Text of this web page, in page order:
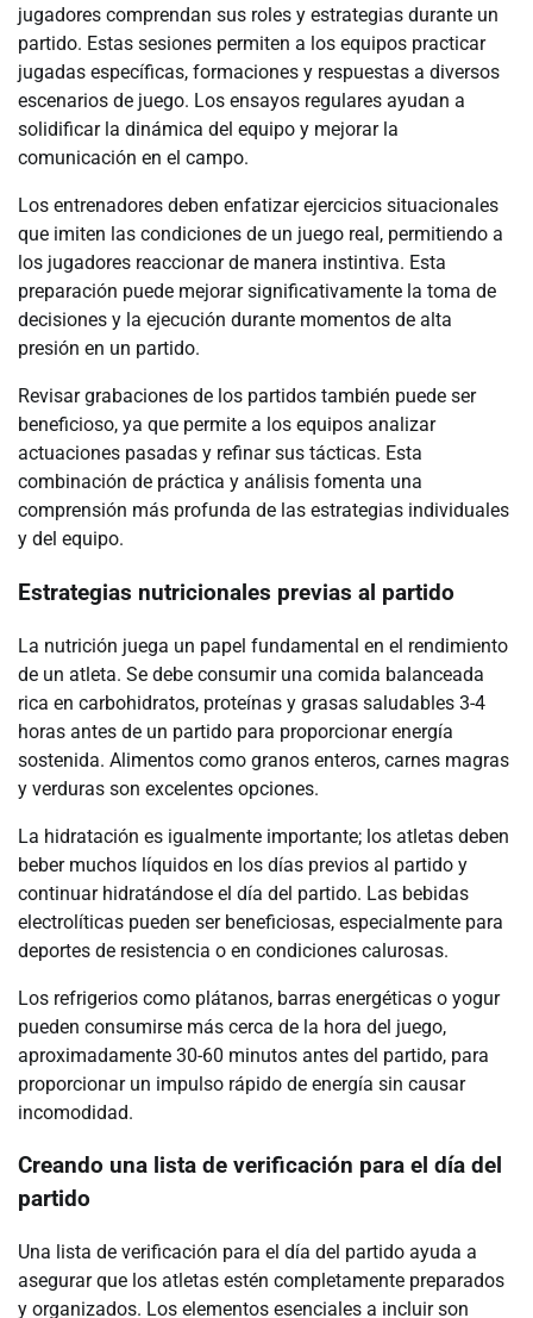
jugadores comprendan sus roles y estrategias durante un
partido. Estas sesiones permiten a los equipos practicar
jugadas específicas, formaciones y respuestas a diversos
escenarios de juego. Los ensayos regulares ayudan a
solidificar la dinámica del equipo y mejorar la
comunicación en el campo.
Los entrenadores deben enfatizar ejercicios situacionales
que imiten las condiciones de un juego real, permitiendo a
los jugadores reaccionar de manera instintiva. Esta
preparación puede mejorar significativamente la toma de
decisiones y la ejecución durante momentos de alta
presión en un partido.
Revisar grabaciones de los partidos también puede ser
beneficioso, ya que permite a los equipos analizar
actuaciones pasadas y refinar sus tácticas. Esta
combinación de práctica y análisis fomenta una
comprensión más profunda de las estrategias individuales
y del equipo.
Estrategias nutricionales previas al partido
La nutrición juega un papel fundamental en el rendimiento
de un atleta. Se debe consumir una comida balanceada
rica en carbohidratos, proteínas y grasas saludables 3-4
horas antes de un partido para proporcionar energía
sostenida. Alimentos como granos enteros, carnes magras
y verduras son excelentes opciones.
La hidratación es igualmente importante; los atletas deben
beber muchos líquidos en los días previos al partido y
continuar hidratándose el día del partido. Las bebidas
electrolíticas pueden ser beneficiosas, especialmente para
deportes de resistencia o en condiciones calurosas.
Los refrigerios como plátanos, barras energéticas o yogur
pueden consumirse más cerca de la hora del juego,
aproximadamente 30-60 minutos antes del partido, para
proporcionar un impulso rápido de energía sin causar
incomodidad.
Creando una lista de verificación para el día del
partido
Una lista de verificación para el día del partido ayuda a
asegurar que los atletas estén completamente preparados
y organizados. Los elementos esenciales a incluir son